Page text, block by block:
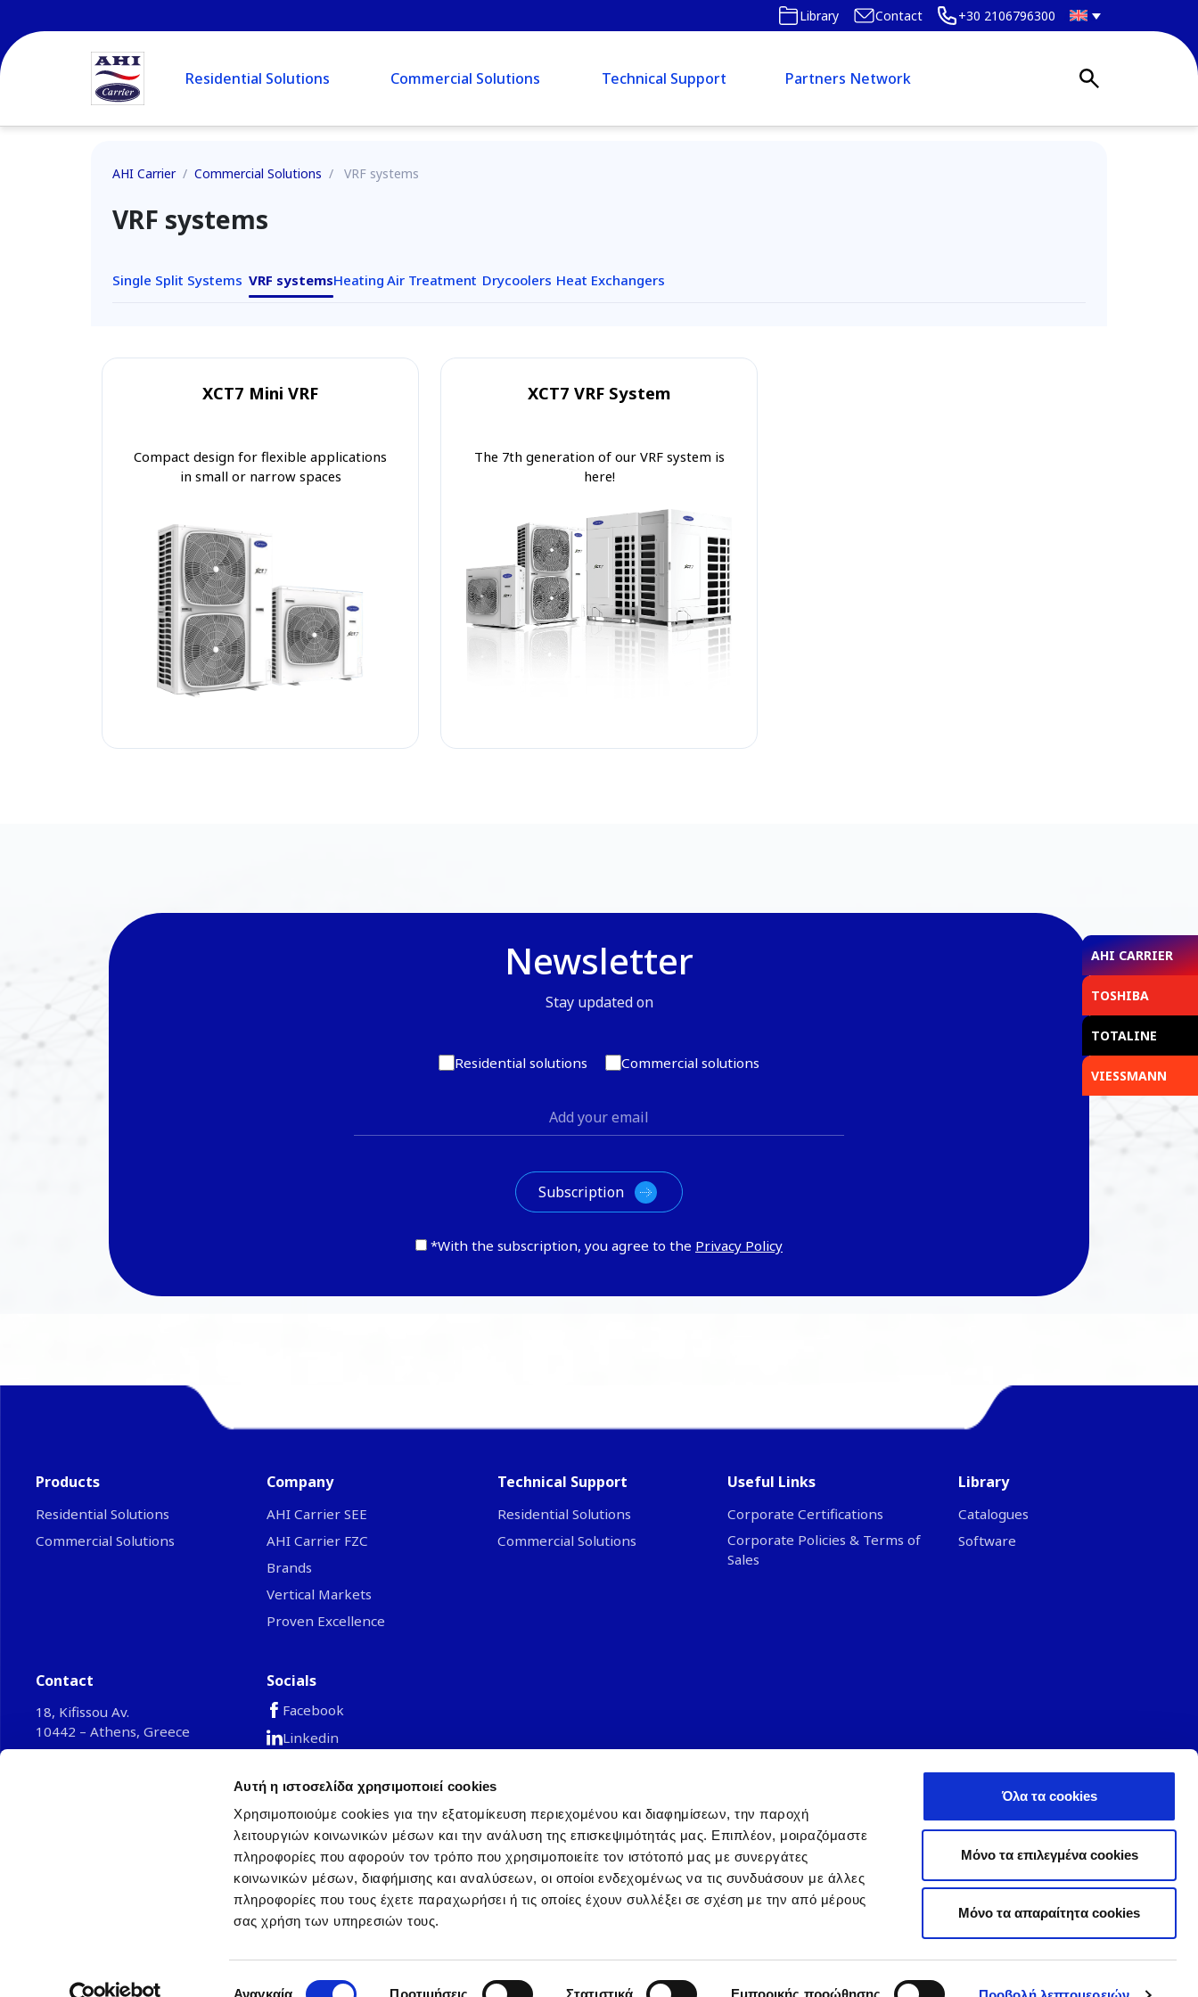
Αυτή η ιστοσελίδα χρησιμοποιεί cookies
Χρησιμοποιούμε cookies για την εξατομίκευση περιεχομένου και διαφημίσεων, την παροχή
λειτουργιών κοινωνικών μέσων και την ανάλυση της επισκεψιμότητάς μας. Επιπλέον, μοιραζόμαστε
πληροφορίες που αφορούν τον τρόπο που χρησιμοποιείτε τον ιστότοπό μας με συνεργάτες
κοινωνικών μέσων, διαφήμισης και αναλύσεων, οι οποίοι ενδεχομένως να τις συνδυάσουν με άλλες
πληροφορίες που τους έχετε παραχωρήσει ή τις οποίες έχουν συλλέξει σε σχέση με την από μέρους
σας χρήση των υπηρεσιών τους.
Αναγκαία Προτιμήσεις Στατιστικά Εμπορικής προώθησης
Όλα τα cookies
Μόνο τα επιλεγμένα cookies
Mόνο τα απαραίτητα cookies
Library Contact +30 2106796300
Residential Solutions Commercial Solutions Technical Support Partners Network
AHI Carrier / Commercial Solutions / VRF systems
VRF systems
Single Split Systems VRF systemsHeating Air Treatment Drycoolers Heat Exchangers
XCT7 Mini VRF
Compact design for flexible applications
in small or narrow spaces
XCT7 VRF System
The 7th generation of our VRF system is
here!
Newsletter
Stay updated on
Residential solutions Commercial solutions
*With the subscription, you agree to the Privacy Policy
Products
Residential Solutions
Commercial Solutions
Company
ΑΗΙ Carrier SEE
AHI Carrier FZC
Brands
Vertical Markets
Proven Excellence
Technical Support
Residential Solutions
Commercial Solutions
Useful Links
Corporate Certifications
Corporate Policies & Terms of
Sales
Library
Catalogues
Software
Contact
18, Kifissou Av.
10442 – Athens, Greece
Socials
Facebook
Linkedin
TikTok
© 2026 AHI Carrier S.E. Europe Single Member S.A
General Commercial Register: 002134301000
Privacy Policy Change of Consent
A joint venture company of Carrier Corporation, authorized to distribute Carrier, Toshiba, and Viessmann HVAC products and
to operate Totaline stores in assigned brand-specific territories within the Southeast Europe (SEE) region.
OpenIT
AHI CARRIER
TOSHIBA
TOTALINE
VIESSMANN